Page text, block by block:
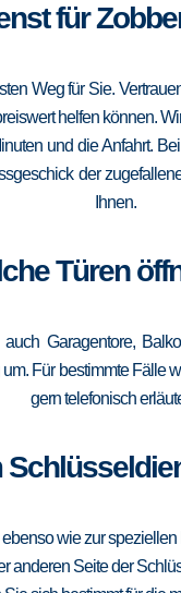
für
Weg für Sie.
helfen können.
und die Anfahrt.
der
Ihnen.
Türen
Garagentore,
Für bestimmte Fälle
gern telefonisch
wie zur
Seite der